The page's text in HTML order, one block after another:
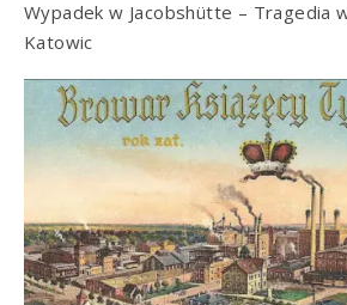
Wypadek w Jacobshütte – Tragedia
Katowic